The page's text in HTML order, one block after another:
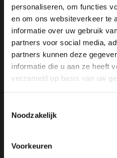
personaliseren, om functies
en om ons websiteverkeer te
informatie over uw gebruik
partners voor social media,
partners kunnen deze
informatie die u aan ze heeft
verzameld op basis van uw
Noodzakelijk
Voorkeuren
Kijk deel 2
Of luister de uitzending